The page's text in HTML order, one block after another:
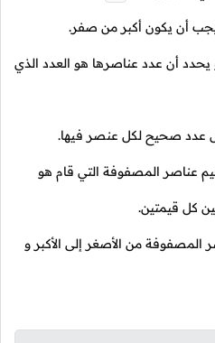
أن يكون أكبر من صفر.
يحدد أن عدد عناصرها هو العدد الذي
عدد صحيح لكل عنصر فيها.
عناصر المصفوفة التي قام هو
كل قيمتين.
المصفوفة من الأصغر إلى الأكبر و